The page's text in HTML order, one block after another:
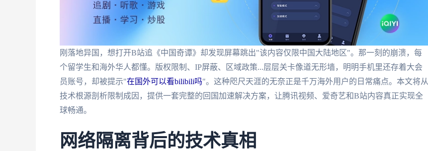
刚落地异国，想打开B站追《中国奇谭》却发现屏幕跳出"该内容仅限中国大陆地区"。那一刻的崩溃，每
个留学生和海外华人都懂。版权限制、IP屏蔽、区域政策...层层关卡像道无形墙，明明手机里还存着大会
员账号，却被提示"在国外可以看bilibili吗"。这种咫尺天涯的无奈正是千万海外用户的日常痛点。本文将从
技术根源剖析限制成因，提供一套完整的回国加速解决方案，让腾讯视频、爱奇艺和B站内容真正实现全
球畅通。
网络隔离背后的技术真相